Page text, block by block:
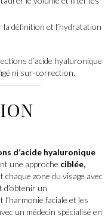
la définition et l’hydratation
d’acide hyaluronique
ni sur-correction.
d’acide hyaluronique
une approche ciblée,
zone du visage avec
d’obtenir un
faciale et les
un médecin spécialisé en